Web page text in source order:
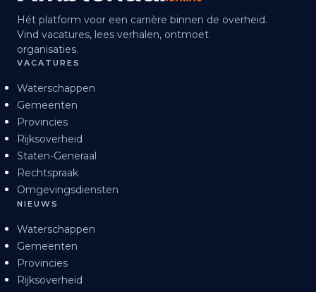
Hét platform voor een carrière binnen de overheid.
Vind vacatures, lees verhalen, ontmoet
organisaties.
VACATURES
Waterschappen
Gemeenten
Provincies
Rijksoverheid
Staten-Generaal
Rechtspraak
Omgevingsdiensten
NIEUWS
Waterschappen
Gemeenten
Provincies
Rijksoverheid